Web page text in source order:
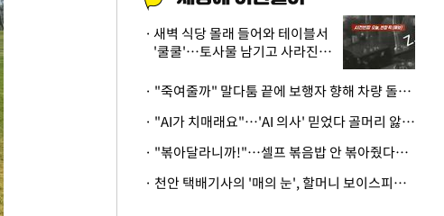
새벽 식당 몰래 들어와 테이블서
'쿨쿨'…토사물 남기고 사라진 남
· "죽여줄까" 말다툼 끝에 보행자 향해 차량 돌진…50대 여성 중상
· "AI가 치매래요"…'AI 의사' 믿었다 골머리 앓는 美 의료계 '경고'
· "볶아달라니까!"…셀프 볶음밥 안 볶아줬다고 사장 폭행한 손님
· 천안 택배기사의 '매의 눈', 할머니 보이스피싱 피해 막아